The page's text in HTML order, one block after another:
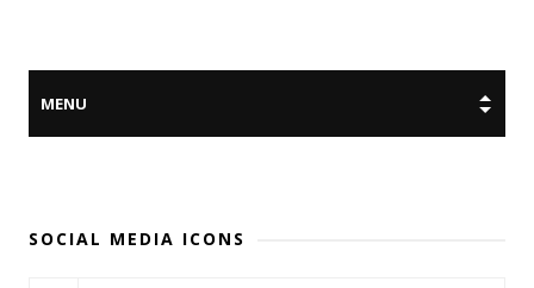
SOCIAL MEDIA ICONS